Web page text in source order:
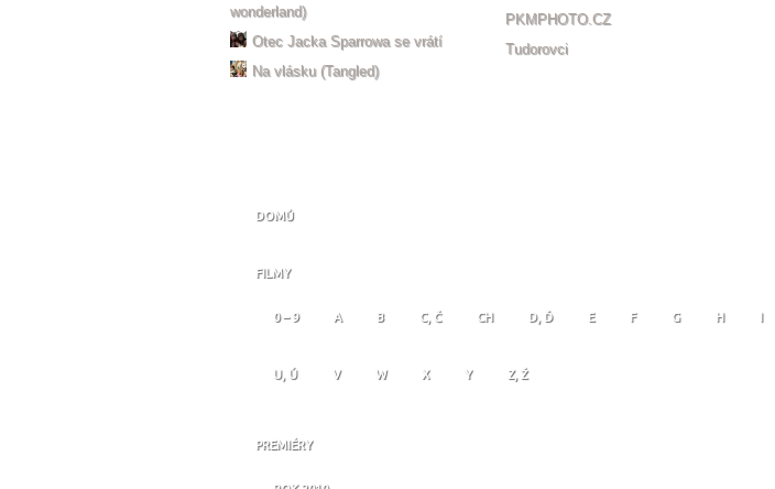
wonderland)
Otec Jacka Sparrowa se vrátí
Na vlásku (Tangled)
PKMPHOTO.CZ
Tudorovci
DOMŮ
FILMY
0 – 9 A B C, Č CH D, Ď E F G H I
U, Ú V W X Y Z, Ž
PREMIÉRY